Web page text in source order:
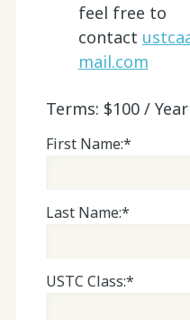
feel free to
contact
mail.com
Terms: $100 / Year
First Name:*
Last Name:*
USTC Class:*